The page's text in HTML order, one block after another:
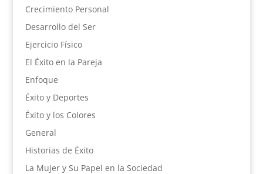
Crecimiento Personal
Desarrollo del Ser
Ejercicio Físico
El Éxito en la Pareja
Enfoque
Éxito y Deportes
Éxito y los Colores
General
Historias de Éxito
La Mujer y Su Papel en la Sociedad